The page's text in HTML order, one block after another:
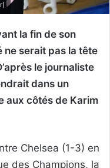
la fin de son
serait pas la tête
le journaliste
dans un
aux côtés de Karim
Chelsea (1-3) en
des Champions, la